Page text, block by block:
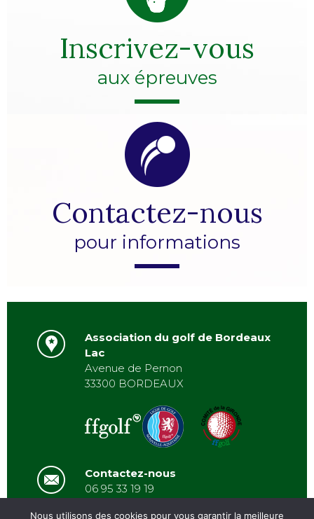
Inscrivez-vous
aux épreuves
Contactez-nous
pour informations
Association du golf de Bordeaux
Lac
Avenue de Pernon
33300 BORDEAUX
Contactez-nous
06 95 33 19 19
Nous utilisons des cookies pour vous garantir la meilleure